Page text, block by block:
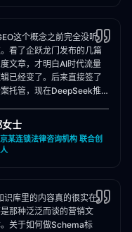
这个概念之前完全没听
看了企跃龙门发布的几篇
文章，才明白AI时代流量
已经变了。后来直接签了
托管，现在DeepSeek推
成单率提升惊人！"
女士
某连锁法律咨询机构 联合创
识库里的内容真的很实在，
那种泛泛而谈的营销文
关于如何做Schema标